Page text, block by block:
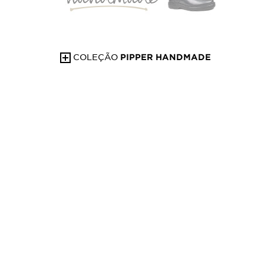
COLEÇÃO PIPPER HANDMADE